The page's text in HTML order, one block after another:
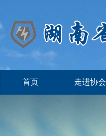
首页 走进协会